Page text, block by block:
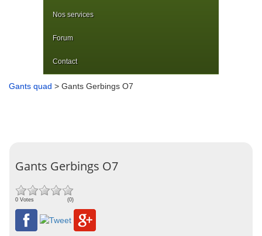
Nos services
Forum
Contact
Gants quad > Gants Gerbings O7
Gants Gerbings O7
0 Votes (0)